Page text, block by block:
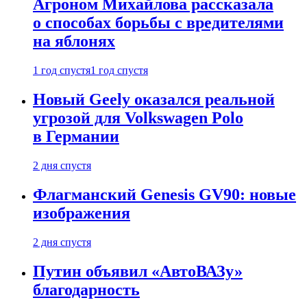
Агроном Михайлова рассказала
о способах борьбы с вредителями
на яблонях
1 год спустя1 год спустя
Новый Geely оказался реальной
угрозой для Volkswagen Polo
в Германии
2 дня спустя
Флагманский Genesis GV90: новые
изображения
2 дня спустя
Путин объявил «АвтоВАЗу»
благодарность